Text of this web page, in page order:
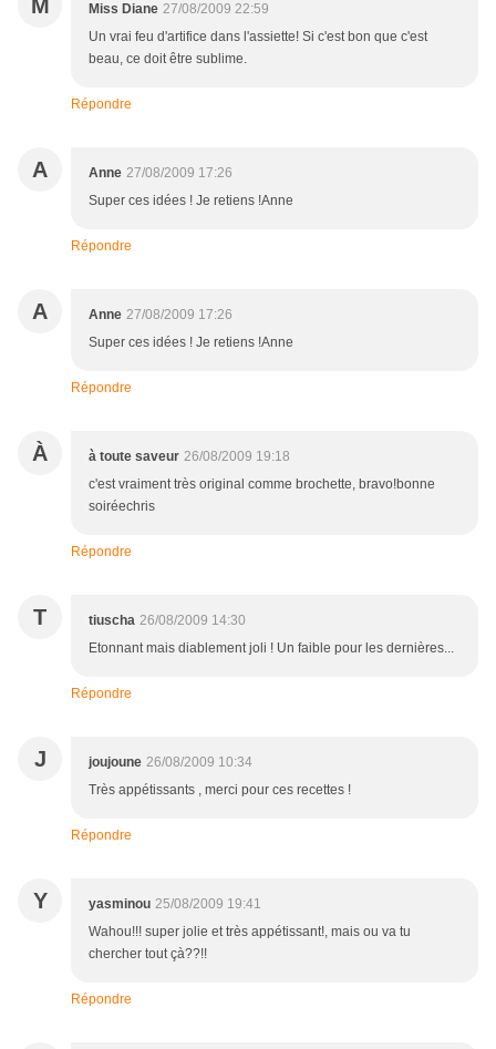
M Miss Diane 27/08/2009 22:59
Un vrai feu d'artifice dans l'assiette! Si c'est bon que c'est
beau, ce doit être sublime.
Répondre
A Anne 27/08/2009 17:26
Super ces idées ! Je retiens !Anne
Répondre
A Anne 27/08/2009 17:26
Super ces idées ! Je retiens !Anne
Répondre
À à toute saveur 26/08/2009 19:18
c'est vraiment très original comme brochette, bravo!bonne
soiréechris
Répondre
T tiuscha 26/08/2009 14:30
Etonnant mais diablement joli ! Un faible pour les dernières...
Répondre
J joujoune 26/08/2009 10:34
Très appétissants , merci pour ces recettes !
Répondre
Y yasminou 25/08/2009 19:41
Wahou!!! super jolie et très appétissant!, mais ou va tu
chercher tout çà??!!
Répondre